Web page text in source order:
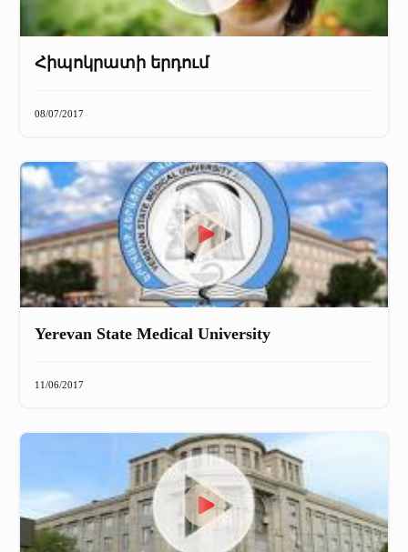
Հիպոկրատի երդում
08/07/2017
Yerevan State Medical University
11/06/2017